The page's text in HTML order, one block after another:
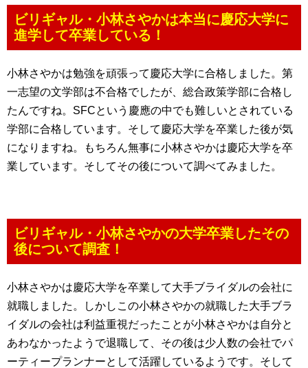
ビリギャル・小林さやかは本当に慶応大学に
進学して卒業している！
小林さやかは勉強を頑張って慶応大学に合格しました。第
一志望の文学部は不合格でしたが、総合政策学部に合格し
たんですね。SFCという慶應の中でも難しいとされている
学部に合格しています。そして慶応大学を卒業した後が気
になりますね。もちろん無事に小林さやかは慶応大学を卒
業しています。そしてその後について調べてみました。
ビリギャル・小林さやかの大学卒業したその
後について調査！
小林さやかは慶応大学を卒業して大手ブライダルの会社に
就職しました。しかしこの小林さやかの就職した大手ブラ
イダルの会社は利益重視だったことが小林さやかは自分と
あわなかったようで退職して、その後は少人数の会社でパ
ーティープランナーとして活躍しているようです。そして